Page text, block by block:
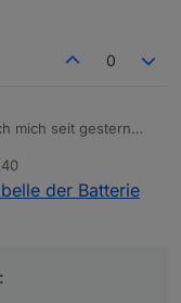
0
mich seit gestern
Heizgruppe
es momentan so
der Batterie